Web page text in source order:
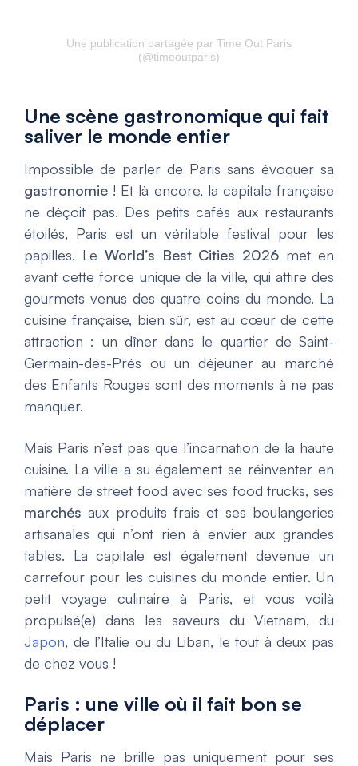
Une publication partagée par Time Out Paris
(@timeoutparis)
Une scène gastronomique qui fait
saliver le monde entier
Impossible de parler de Paris sans évoquer sa
gastronomie ! Et là encore, la capitale française
ne déçoit pas. Des petits cafés aux restaurants
étoilés, Paris est un véritable festival pour les
papilles. Le World’s Best Cities 2026 met en
avant cette force unique de la ville, qui attire des
gourmets venus des quatre coins du monde. La
cuisine française, bien sûr, est au cœur de cette
attraction : un dîner dans le quartier de Saint-
Germain-des-Prés ou un déjeuner au marché
des Enfants Rouges sont des moments à ne pas
manquer.
Mais Paris n’est pas que l’incarnation de la haute
cuisine. La ville a su également se réinventer en
matière de street food avec ses food trucks, ses
marchés aux produits frais et ses boulangeries
artisanales qui n’ont rien à envier aux grandes
tables. La capitale est également devenue un
carrefour pour les cuisines du monde entier. Un
petit voyage culinaire à Paris, et vous voilà
propulsé(e) dans les saveurs du Vietnam, du
Japon, de l’Italie ou du Liban, le tout à deux pas
de chez vous !
Paris : une ville où il fait bon se
déplacer
Mais Paris ne brille pas uniquement pour ses